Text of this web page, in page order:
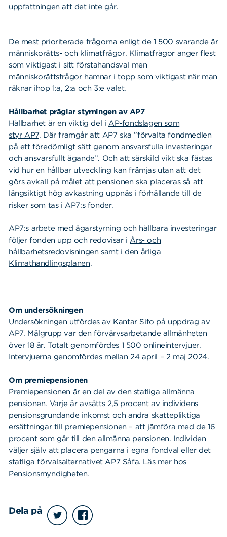
uppfattningen att det inte går.
De mest prioriterade frågorna enligt de 1 500 svarande är
människorätts- och klimatfrågor. Klimatfrågor anger flest
som viktigast i sitt förstahandsval men
människorättsfrågor hamnar i topp som viktigast när man
räknar ihop 1:a, 2:a och 3:e valet.
Hållbarhet präglar styrningen av AP7
Hållbarhet är en viktig del i AP-fondslagen som
styr AP7. Där framgår att AP7 ska ”förvalta fondmedlen
på ett föredömligt sätt genom ansvarsfulla investeringar
och ansvarsfullt ägande”. Och att särskild vikt ska fästas
vid hur en hållbar utveckling kan främjas utan att det
görs avkall på målet att pensionen ska placeras så att
långsiktigt hög avkastning uppnås i förhållande till de
risker som tas i AP7:s fonder.
AP7:s arbete med ägarstyrning och hållbara investeringar
följer fonden upp och redovisar iÅrs- och
hållbarhetsredovisningen samt i den årliga
Klimathandlingsplanen.
Om undersökningen
Undersökningen utfördes av Kantar Sifo på uppdrag av
AP7. Målgrupp var den förvärvsarbetande allmänheten
över 18 år. Totalt genomfördes 1 500 onlineintervjuer.
Intervjuerna genomfördes mellan 24 april – 2 maj 2024.
Om premiepensionen
Premiepensionen är en del av den statliga allmänna
pensionen. Varje år avsätts 2,5 procent av individens
pensionsgrundande inkomst och andra skattepliktiga
ersättningar till premiepensionen – att jämföra med de 16
procent som går till den allmänna pensionen. Individen
väljer själv att placera pengarna i egna fondval eller det
statliga förvalsalternativet AP7 Såfa. Läs mer hos
Pensionsmyndigheten.
Dela på
Sök på sidan:Sök